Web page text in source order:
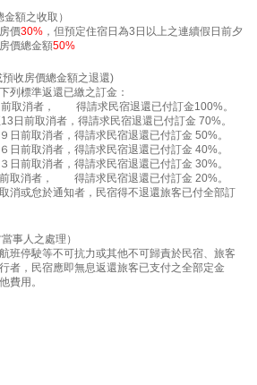
額之收取）
價30% ，但預定住宿日為3日以上之連續假日前夕
價總金額50%
收房價總金額之退還)
列標準返還已繳之訂金：
前取消者， 得請求民宿退還已付訂金100%。
日前取消者，得請求民宿退還已付訂金 70%。
日前取消者，得請求民宿退還已付訂金 50%。
日前取消者，得請求民宿退還已付訂金 40%。
日前取消者，得請求民宿退還已付訂金 30%。
取消者， 得請求民宿退還已付訂金 20%。
消或怠於通知者，民宿得不退還旅客已付全部訂
事人之處理）
班停駛等不可抗力或其他不可歸責於民宿、旅客
者，民宿應即無息返還旅客已支付之全部定金
費用。